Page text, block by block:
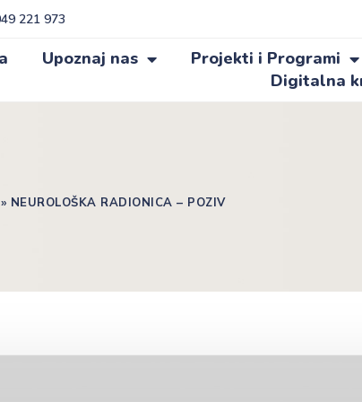
221 973
Upoznaj nas Projekti i Programi
Digitalna
» NEUROLOŠKA RADIONICA – POZIV